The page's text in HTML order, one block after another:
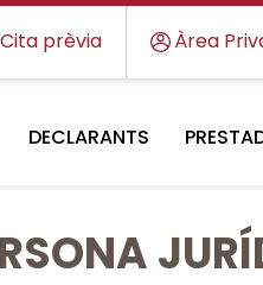
Cita prèvia Àrea
DECLARANTS